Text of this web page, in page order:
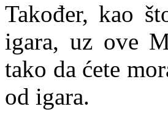
Također, kao
igara, uz ove
tako da ćete
od igara.